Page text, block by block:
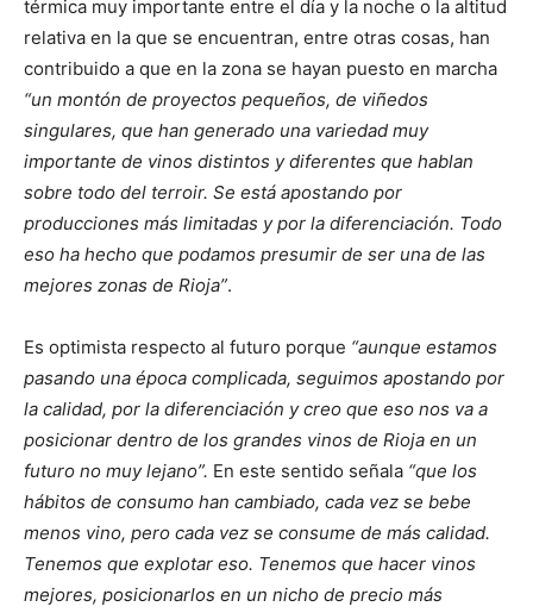
térmica muy importante entre el día y la noche o la altitud
relativa en la que se encuentran, entre otras cosas, han
contribuido a que en la zona se hayan puesto en marcha
“un montón de proyectos pequeños, de viñedos
singulares, que han generado una variedad muy
importante de vinos distintos y diferentes que hablan
sobre todo del terroir. Se está apostando por
producciones más limitadas y por la diferenciación. Todo
eso ha hecho que podamos presumir de ser una de las
mejores zonas de Rioja”.
Es optimista respecto al futuro porque “aunque estamos
pasando una época complicada, seguimos apostando por
la calidad, por la diferenciación y creo que eso nos va a
posicionar dentro de los grandes vinos de Rioja en un
futuro no muy lejano”. En este sentido señala “que los
hábitos de consumo han cambiado, cada vez se bebe
menos vino, pero cada vez se consume de más calidad.
Tenemos que explotar eso. Tenemos que hacer vinos
mejores, posicionarlos en un nicho de precio más